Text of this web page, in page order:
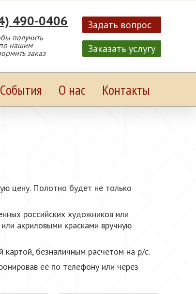
Задать вопрос
Заказать услугу
490-0406
получить
нашим
заказ
О нас Контакты
цену. Полотно будет не только
российских художников или
акриловыми красками вручную
картой, безналичным расчетом на р/с.
её по телефону или через